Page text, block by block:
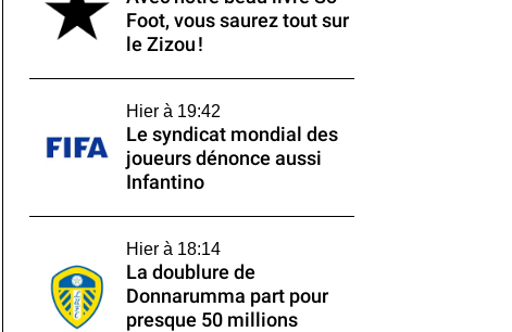
Foot, vous saurez tout sur
le Zizou !
Hier à 19:42
Le syndicat mondial des
joueurs dénonce aussi
Infantino
Hier à 18:14
La doublure de
Donnarumma part pour
presque 50 millions